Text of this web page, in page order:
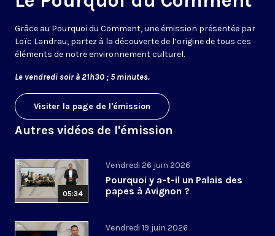
Grâce au Pourquoi du Comment, une émission présentée par
Loïc Landrau, partez à la découverte de l’origine de tous ces
éléments de notre environnement culturel.
Le vendredi soir à 21h30 ; 5 minutes.
Visiter la page de l'émission
Autres vidéos de l'émission
05:34
Vendredi 26 juin 2026
Pourquoi y a-t-il un Palais des
papes à Avignon ?
Vendredi 19 juin 2026